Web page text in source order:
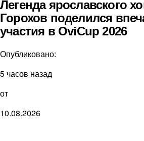
Легенда ярославского
Горохов поделился
участия в OviCup 2026
Опубликовано:
5 часов назад
от
10.08.2026